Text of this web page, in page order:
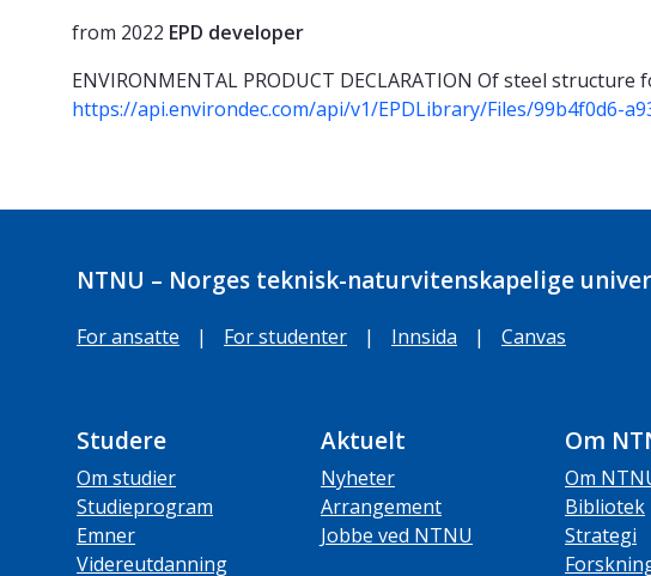
from 2022 EPD developer
ENVIRONMENTAL PRODUCT DECLARATION Of steel
https://api.environdec.com/api/v1/EPDLibrary/Files/99b4f0d6-
NTNU – Norges teknisk-naturvitenskapelige
For ansatte | For studenter | Innsida | Canvas
Studere
Om studier
Studieprogram
Emner
Videreutdanning
Aktuelt
Nyheter
Arrangement
Jobbe ved NTNU
Om
Om
Bibliotek
Strategi